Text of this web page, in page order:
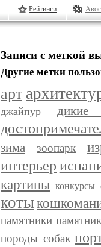
Рейтинги
Записи с меткой
Другие метки
арт
джайпур дикие
зима зоопарк
интерьер
картины конкурсы
коты
памятники
породы собак